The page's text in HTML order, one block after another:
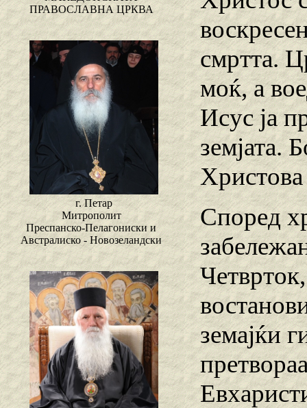
ПРАВОСЛАВНА ЦРКВА
г. Петар
Митрополит
Преспанско-Пелагониски и
Австралиско - Новозеландски
смртта.
моќ, а
Исус ја
земјата.
Христова
Според
земајќи